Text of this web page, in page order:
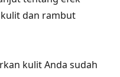
dan rambut
kulit Anda sudah